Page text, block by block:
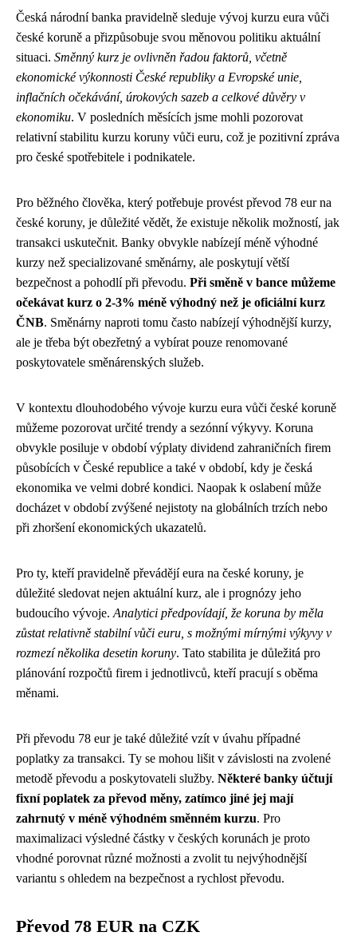
Česká národní banka pravidelně sleduje vývoj kurzu eura vůči
české koruně a přizpůsobuje svou měnovou politiku aktuální
situaci. Směnný kurz je ovlivněn řadou faktorů, včetně
ekonomické výkonnosti České republiky a Evropské unie,
inflačních očekávání, úrokových sazeb a celkové důvěry v
ekonomiku. V posledních měsících jsme mohli pozorovat
relativní stabilitu kurzu koruny vůči euru, což je pozitivní zpráva
pro české spotřebitele i podnikatele.
Pro běžného člověka, který potřebuje provést převod 78 eur na
české koruny, je důležité vědět, že existuje několik možností, jak
transakci uskutečnit. Banky obvykle nabízejí méně výhodné
kurzy než specializované směnárny, ale poskytují větší
bezpečnost a pohodlí při převodu. Při směně v bance můžeme
očekávat kurz o 2-3% méně výhodný než je oficiální kurz
ČNB. Směnárny naproti tomu často nabízejí výhodnější kurzy,
ale je třeba být obezřetný a vybírat pouze renomované
poskytovatele směnárenských služeb.
V kontextu dlouhodobého vývoje kurzu eura vůči české koruně
můžeme pozorovat určité trendy a sezónní výkyvy. Koruna
obvykle posiluje v období výplaty dividend zahraničních firem
působících v České republice a také v období, kdy je česká
ekonomika ve velmi dobré kondici. Naopak k oslabení může
docházet v období zvýšené nejistoty na globálních trzích nebo
při zhoršení ekonomických ukazatelů.
Pro ty, kteří pravidelně převádějí eura na české koruny, je
důležité sledovat nejen aktuální kurz, ale i prognózy jeho
budoucího vývoje. Analytici předpovídají, že koruna by měla
zůstat relativně stabilní vůči euru, s možnými mírnými výkyvy v
rozmezí několika desetin koruny. Tato stabilita je důležitá pro
plánování rozpočtů firem i jednotlivců, kteří pracují s oběma
měnami.
Při převodu 78 eur je také důležité vzít v úvahu případné
poplatky za transakci. Ty se mohou lišit v závislosti na zvolené
metodě převodu a poskytovateli služby. Některé banky účtují
fixní poplatek za převod měny, zatímco jiné jej mají
zahrnutý v méně výhodném směnném kurzu. Pro
maximalizaci výsledné částky v českých korunách je proto
vhodné porovnat různé možnosti a zvolit tu nejvýhodnější
variantu s ohledem na bezpečnost a rychlost převodu.
Převod 78 EUR na CZK